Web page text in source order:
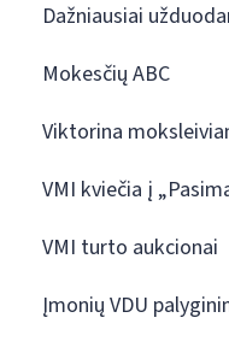
Dažniausiai
Mokesčių ABC
Viktorina
VMI kviečia į
VMI turto aukcionai
Įmonių VDU